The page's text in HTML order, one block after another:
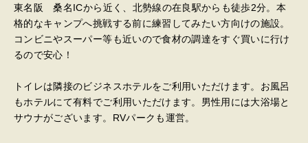
東名阪 桑名ICから近く、北勢線の在良駅からも徒歩2分。本
格的なキャンプへ挑戦する前に練習してみたい方向けの施設。
コンビニやスーパー等も近いので食材の調達をすぐ買いに行け
るので安心！
トイレは隣接のビジネスホテルをご利用いただけます。お風呂
もホテルにて有料でご利用いただけます。男性用には大浴場と
サウナがございます。RVパークも運営。